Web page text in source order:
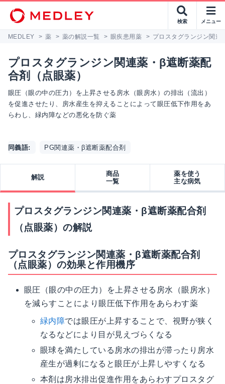
検索 メニュー
MEDLEY > 薬 > 薬の解説一覧 > 眼疾患用薬 > プロスタグランジン関連
プロスタグランジン関連薬・β遮断薬配
合剤（点眼薬）
眼圧（眼の中の圧力）を上昇させる房水（眼房水）の排出（流出）
を促進させたり、房水産生を抑えることによって眼圧低下作用をあ
らわし、緑内障などの悪化を防ぐ薬
同義語: PG関連薬・β遮断薬配合剤
解説
商品
一覧
薬を使う
主な病気
プロスタグランジン関連薬・β遮断薬配合剤
（点眼薬）の解説
プロスタグランジン関連薬・β遮断薬配合剤
（点眼薬）の効果と作用機序
眼圧（眼の中の圧力）を上昇させる房水（眼房水）
を減らすことにより眼圧低下作用をあらわす薬
緑内障では眼圧が上昇することで、視野が狭く
なるなどにより目が見えづらくなる
眼球を満たしている房水の排出が滞ったり房水
産生が過剰になると眼圧が上昇しやすくなる
本剤は房水排出促進作用をあらわすプロスタグ